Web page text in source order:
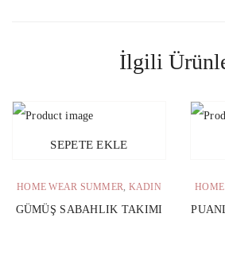
İlgili
SEPETE EKLE
HOME WEAR SUMMER, KADIN
GÜMÜŞ SABAHLIK TAKIMI